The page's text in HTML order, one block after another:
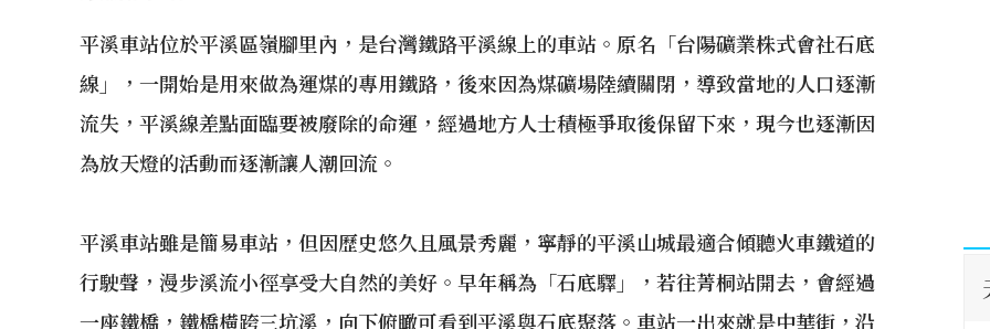
平溪車站位於平溪區嶺腳里內，是台灣鐵路平溪線上的車站。原名「台陽礦業株式會社石底
線」，一開始是用來做為運煤的專用鐵路，後來因為煤礦場陸續關閉，導致當地的人口逐漸
流失，平溪線差點面臨要被廢除的命運，經過地方人士積極爭取後保留下來，現今也逐漸因
為放天燈的活動而逐漸讓人潮回流。
平溪車站雖是簡易車站，但因歷史悠久且風景秀麗，寧靜的平溪山城最適合傾聽火車鐵道的
行駛聲，漫步溪流小徑享受大自然的美好。早年稱為「石底驛」，若往菁桐站開去，會經過
一座鐵橋，鐵橋橫跨三坑溪，向下俯瞰可看到平溪與石底聚落。車站一出來就是中華街，沿